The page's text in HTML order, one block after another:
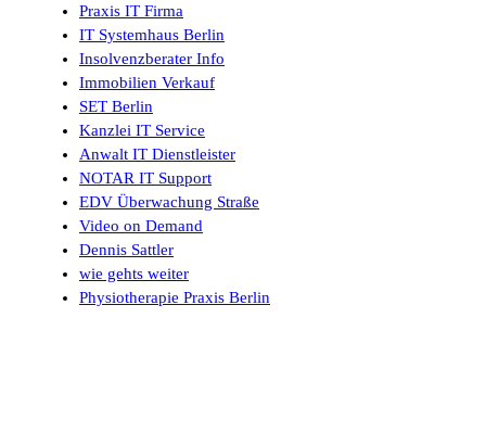
Praxis IT Firma
IT Systemhaus Berlin
Insolvenzberater Info
Immobilien Verkauf
SET Berlin
Kanzlei IT Service
Anwalt IT Dienstleister
NOTAR IT Support
EDV Überwachung Straße
Video on Demand
Dennis Sattler
wie gehts weiter
Physiotherapie Praxis Berlin